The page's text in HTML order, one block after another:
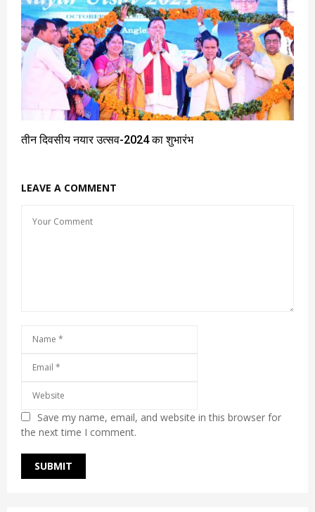
तीन दिवसीय नयार उत्सव-2024 का शुभारंभ
LEAVE A COMMENT
Save my name, email, and website in this browser for
the next time I comment.